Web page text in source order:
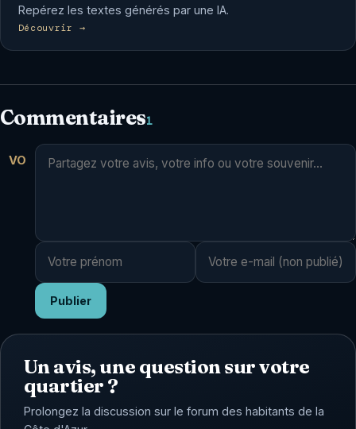
Repérez les textes générés par une IA.
Découvrir →
Commentaires1
VO
Publier
Un avis, une question sur votre
quartier ?
Prolongez la discussion sur le forum des habitants de la